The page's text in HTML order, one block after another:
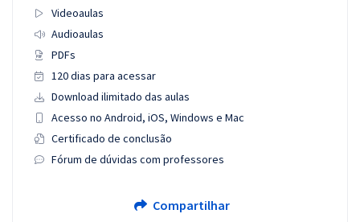
Videoaulas
Audioaulas
PDFs
120 dias para acessar
Download ilimitado das aulas
Acesso no Android, iOS, Windows e Mac
Certificado de conclusão
Fórum de dúvidas com professores
Compartilhar